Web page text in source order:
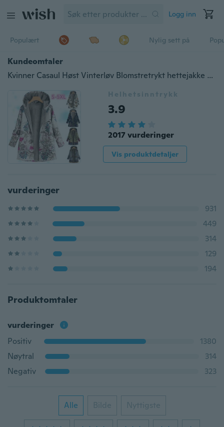
Logg inn
Populært Nylig sett på
Kundeomtaler
Kvinner Casaul Høst Vinterløv Blomstretrykt hettejakke Langermet Tynn Fluffy Fur Fleece Glidelås Frakk Uttøy
Helhetsinntrykk
3.9
2017 vurderinger
Vis produktdetaljer
vurderinger
931
449
314
129
194
Produktomtaler
vurderinger
Positiv
1380
Nøytral
314
Negativ
323
Alle Bilde Nyttigste